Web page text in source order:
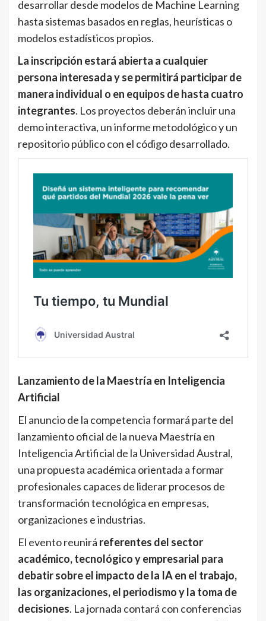
desarrollar desde modelos de Machine Learning
hasta sistemas basados en reglas, heurísticas o
modelos estadísticos propios.
La inscripción estará abierta a cualquier
persona interesada y se permitirá participar de
manera individual o en equipos de hasta cuatro
integrantes. Los proyectos deberán incluir una
demo interactiva, un informe metodológico y un
repositorio público con el código desarrollado.
Lanzamiento de la Maestría en Inteligencia
Artificial
El anuncio de la competencia formará parte del
lanzamiento oficial de la nueva Maestría en
Inteligencia Artificial de la Universidad Austral,
una propuesta académica orientada a formar
profesionales capaces de liderar procesos de
transformación tecnológica en empresas,
organizaciones e industrias.
El evento reunirá referentes del sector
académico, tecnológico y empresarial para
debatir sobre el impacto de la IA en el trabajo,
las organizaciones, el periodismo y la toma de
decisiones. La jornada contará con conferencias